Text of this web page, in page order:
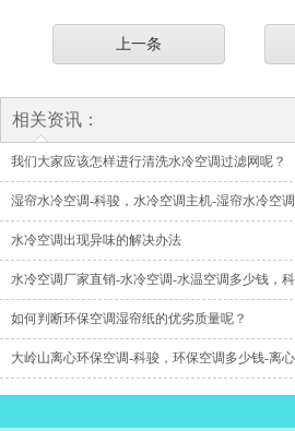
上一条
相关资讯：
我们大家应该怎样进行清洗水冷空调过滤网呢？
湿帘水冷空调-科骏，水冷空调主机-湿帘水冷空
水冷空调出现异味的解决办法
水冷空调厂家直销-水冷空调-水温空调多少钱，
如何判断环保空调湿帘纸的优劣质量呢？
大岭山离心环保空调-科骏，环保空调多少钱-离